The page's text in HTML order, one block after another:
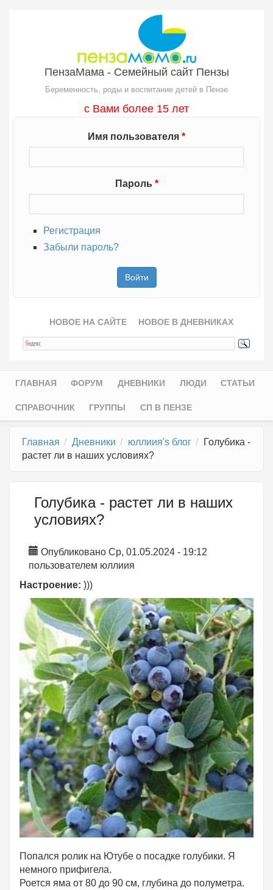
ПензаМама - Семейный сайт Пензы
Беременность, роды и воспитание детей в Пензе
с Вами более 15 лет
Имя пользователя *
Пароль *
Регистрация
Забыли пароль?
НОВОЕ НА САЙТЕ НОВОЕ В ДНЕВНИКАХ
Главное меню
ГЛАВНАЯ ФОРУМ ДНЕВНИКИ ЛЮДИ СТАТЬИ
СПРАВОЧНИК ГРУППЫ СП В ПЕНЗЕ
Главная Дневники юллиия's блог
Голубика -
растет ли в наших условиях?
Голубика - растет ли в наших
условиях?
Опубликовано Ср, 01.05.2024 - 19:12
пользователем юллиия
Настроение: )))
Попался ролик на Ютубе о посадке голубики. Я
немного прифигела.
Роется яма от 80 до 90 см, глубина до полуметра.